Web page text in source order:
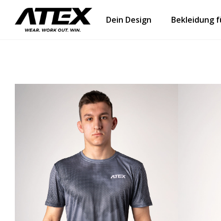
Dein Design Bekleidung